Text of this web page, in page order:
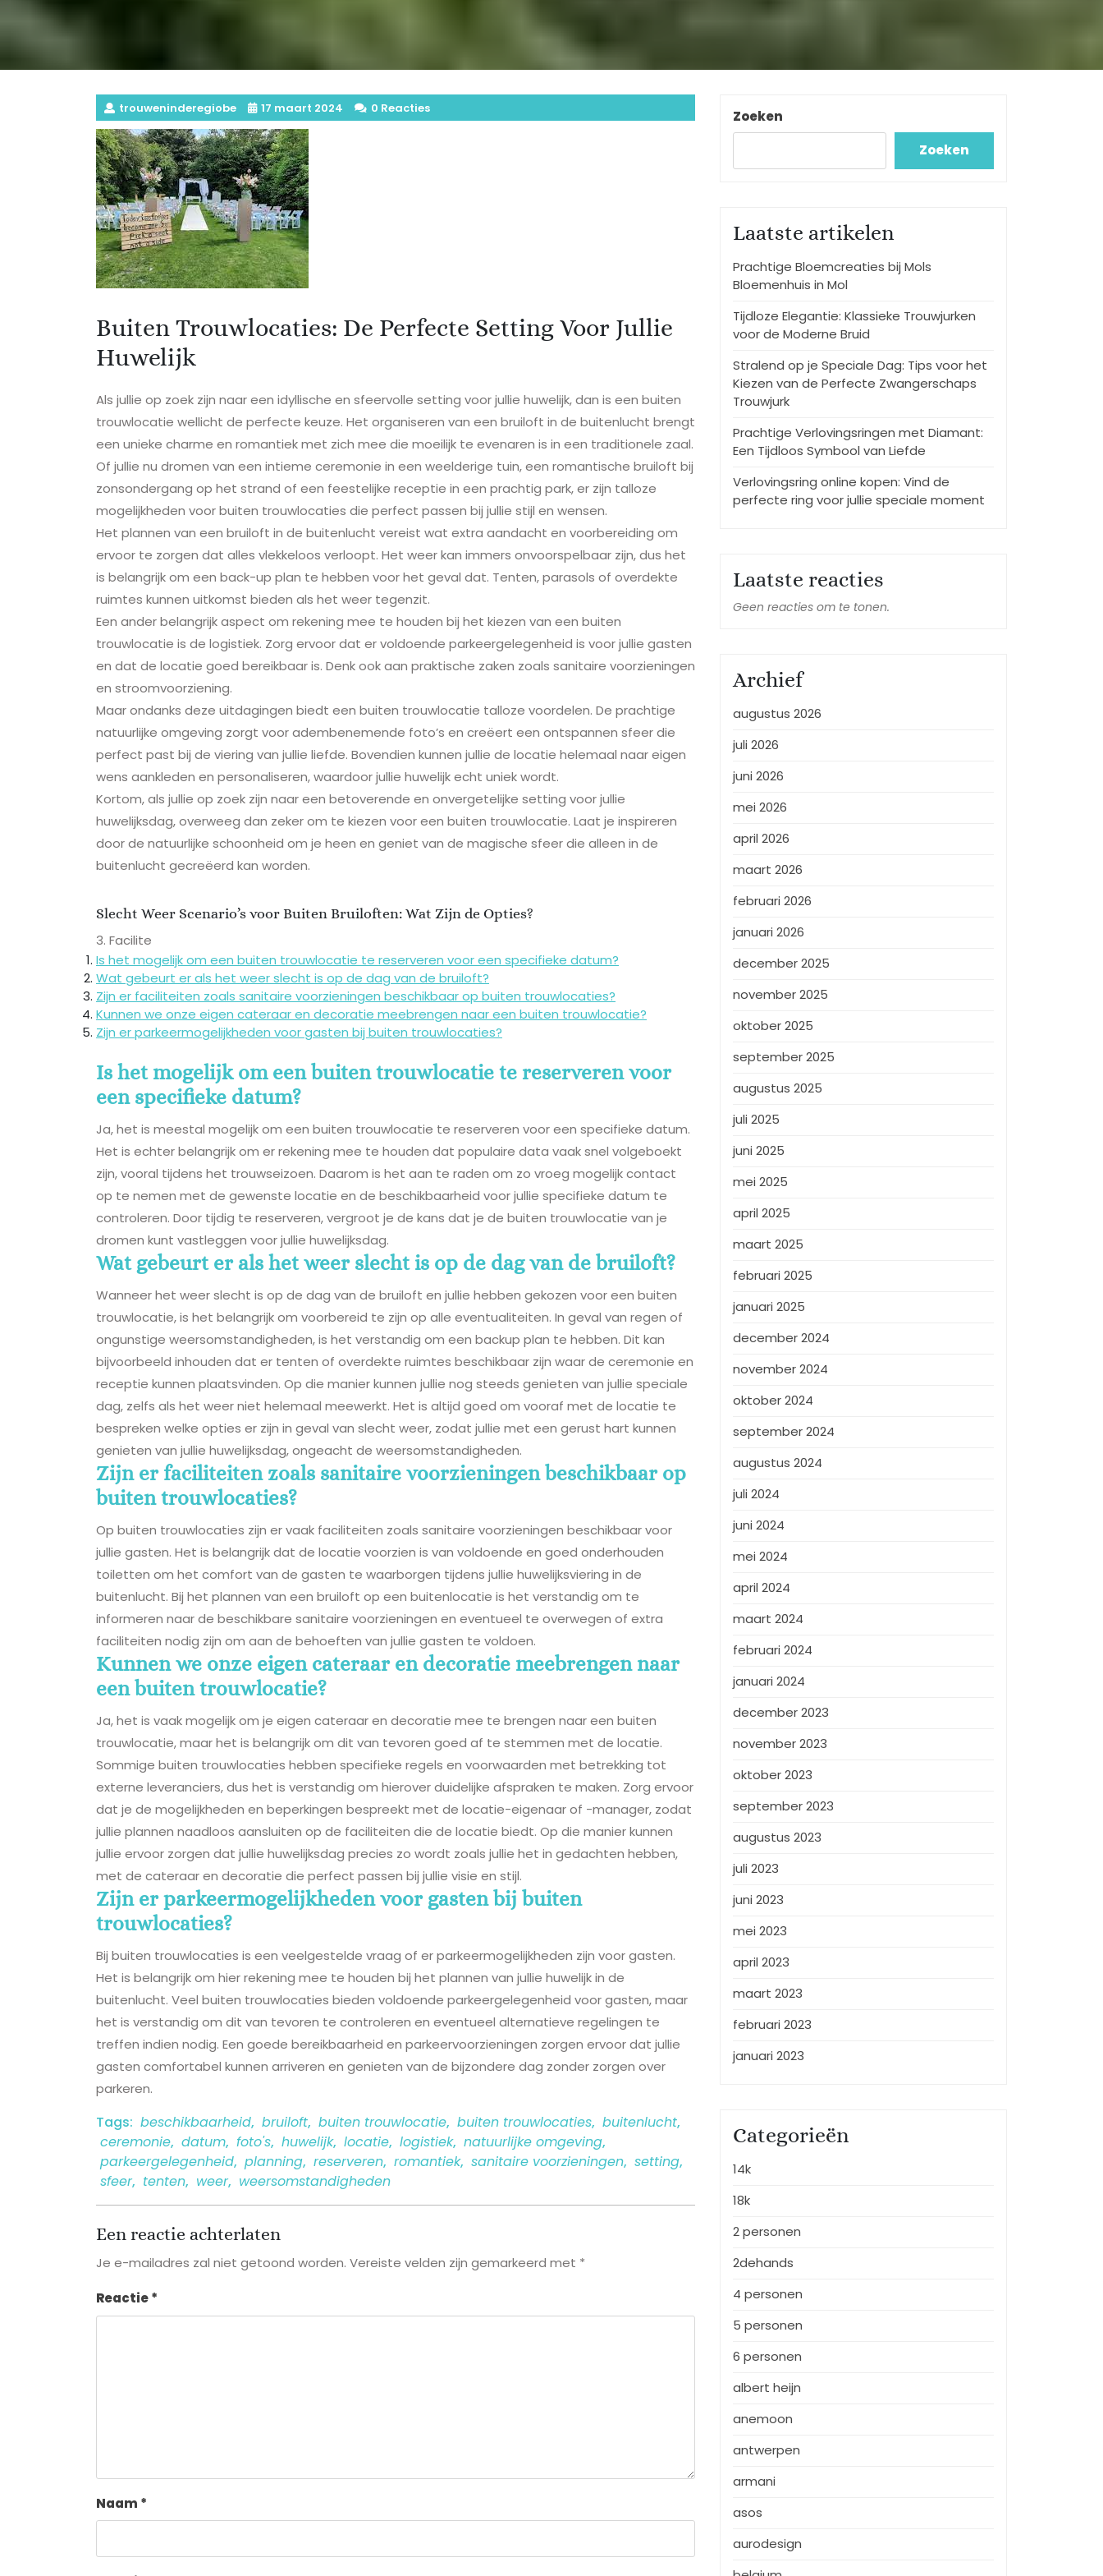
trouweninderegiobe 17 maart 2024 0 Reacties
Buiten Trouwlocaties: De Perfecte Setting Voor Jullie
Huwelijk
Als jullie op zoek zijn naar een idyllische en sfeervolle setting voor jullie huwelijk, dan is een buiten
trouwlocatie wellicht de perfecte keuze. Het organiseren van een bruiloft in de buitenlucht brengt
een unieke charme en romantiek met zich mee die moeilijk te evenaren is in een traditionele zaal.
Of jullie nu dromen van een intieme ceremonie in een weelderige tuin, een romantische bruiloft bij
zonsondergang op het strand of een feestelijke receptie in een prachtig park, er zijn talloze
mogelijkheden voor buiten trouwlocaties die perfect passen bij jullie stijl en wensen.
Het plannen van een bruiloft in de buitenlucht vereist wat extra aandacht en voorbereiding om
ervoor te zorgen dat alles vlekkeloos verloopt. Het weer kan immers onvoorspelbaar zijn, dus het
is belangrijk om een back-up plan te hebben voor het geval dat. Tenten, parasols of overdekte
ruimtes kunnen uitkomst bieden als het weer tegenzit.
Een ander belangrijk aspect om rekening mee te houden bij het kiezen van een buiten
trouwlocatie is de logistiek. Zorg ervoor dat er voldoende parkeergelegenheid is voor jullie gasten
en dat de locatie goed bereikbaar is. Denk ook aan praktische zaken zoals sanitaire voorzieningen
en stroomvoorziening.
Maar ondanks deze uitdagingen biedt een buiten trouwlocatie talloze voordelen. De prachtige
natuurlijke omgeving zorgt voor adembenemende foto’s en creëert een ontspannen sfeer die
perfect past bij de viering van jullie liefde. Bovendien kunnen jullie de locatie helemaal naar eigen
wens aankleden en personaliseren, waardoor jullie huwelijk echt uniek wordt.
Kortom, als jullie op zoek zijn naar een betoverende en onvergetelijke setting voor jullie
huwelijksdag, overweeg dan zeker om te kiezen voor een buiten trouwlocatie. Laat je inspireren
door de natuurlijke schoonheid om je heen en geniet van de magische sfeer die alleen in de
buitenlucht gecreëerd kan worden.
Slecht Weer Scenario’s voor Buiten Bruiloften: Wat Zijn de Opties?
3. Facilite
Is het mogelijk om een buiten trouwlocatie te reserveren voor een specifieke datum?
Wat gebeurt er als het weer slecht is op de dag van de bruiloft?
Zijn er faciliteiten zoals sanitaire voorzieningen beschikbaar op buiten trouwlocaties?
Kunnen we onze eigen cateraar en decoratie meebrengen naar een buiten trouwlocatie?
Zijn er parkeermogelijkheden voor gasten bij buiten trouwlocaties?
Is het mogelijk om een buiten trouwlocatie te reserveren voor
een specifieke datum?
Ja, het is meestal mogelijk om een buiten trouwlocatie te reserveren voor een specifieke datum.
Het is echter belangrijk om er rekening mee te houden dat populaire data vaak snel volgeboekt
zijn, vooral tijdens het trouwseizoen. Daarom is het aan te raden om zo vroeg mogelijk contact
op te nemen met de gewenste locatie en de beschikbaarheid voor jullie specifieke datum te
controleren. Door tijdig te reserveren, vergroot je de kans dat je de buiten trouwlocatie van je
dromen kunt vastleggen voor jullie huwelijksdag.
Wat gebeurt er als het weer slecht is op de dag van de bruiloft?
Wanneer het weer slecht is op de dag van de bruiloft en jullie hebben gekozen voor een buiten
trouwlocatie, is het belangrijk om voorbereid te zijn op alle eventualiteiten. In geval van regen of
ongunstige weersomstandigheden, is het verstandig om een backup plan te hebben. Dit kan
bijvoorbeeld inhouden dat er tenten of overdekte ruimtes beschikbaar zijn waar de ceremonie en
receptie kunnen plaatsvinden. Op die manier kunnen jullie nog steeds genieten van jullie speciale
dag, zelfs als het weer niet helemaal meewerkt. Het is altijd goed om vooraf met de locatie te
bespreken welke opties er zijn in geval van slecht weer, zodat jullie met een gerust hart kunnen
genieten van jullie huwelijksdag, ongeacht de weersomstandigheden.
Zijn er faciliteiten zoals sanitaire voorzieningen beschikbaar op
buiten trouwlocaties?
Op buiten trouwlocaties zijn er vaak faciliteiten zoals sanitaire voorzieningen beschikbaar voor
jullie gasten. Het is belangrijk dat de locatie voorzien is van voldoende en goed onderhouden
toiletten om het comfort van de gasten te waarborgen tijdens jullie huwelijksviering in de
buitenlucht. Bij het plannen van een bruiloft op een buitenlocatie is het verstandig om te
informeren naar de beschikbare sanitaire voorzieningen en eventueel te overwegen of extra
faciliteiten nodig zijn om aan de behoeften van jullie gasten te voldoen.
Kunnen we onze eigen cateraar en decoratie meebrengen naar
een buiten trouwlocatie?
Ja, het is vaak mogelijk om je eigen cateraar en decoratie mee te brengen naar een buiten
trouwlocatie, maar het is belangrijk om dit van tevoren goed af te stemmen met de locatie.
Sommige buiten trouwlocaties hebben specifieke regels en voorwaarden met betrekking tot
externe leveranciers, dus het is verstandig om hierover duidelijke afspraken te maken. Zorg ervoor
dat je de mogelijkheden en beperkingen bespreekt met de locatie-eigenaar of -manager, zodat
jullie plannen naadloos aansluiten op de faciliteiten die de locatie biedt. Op die manier kunnen
jullie ervoor zorgen dat jullie huwelijksdag precies zo wordt zoals jullie het in gedachten hebben,
met de cateraar en decoratie die perfect passen bij jullie visie en stijl.
Zijn er parkeermogelijkheden voor gasten bij buiten
trouwlocaties?
Bij buiten trouwlocaties is een veelgestelde vraag of er parkeermogelijkheden zijn voor gasten.
Het is belangrijk om hier rekening mee te houden bij het plannen van jullie huwelijk in de
buitenlucht. Veel buiten trouwlocaties bieden voldoende parkeergelegenheid voor gasten, maar
het is verstandig om dit van tevoren te controleren en eventueel alternatieve regelingen te
treffen indien nodig. Een goede bereikbaarheid en parkeervoorzieningen zorgen ervoor dat jullie
gasten comfortabel kunnen arriveren en genieten van de bijzondere dag zonder zorgen over
parkeren.
Tags: beschikbaarheid, bruiloft, buiten trouwlocatie, buiten trouwlocaties, buitenlucht,
ceremonie, datum, foto's, huwelijk, locatie, logistiek, natuurlijke omgeving,
parkeergelegenheid, planning, reserveren, romantiek, sanitaire voorzieningen, setting,
sfeer, tenten, weer, weersomstandigheden
Een reactie achterlaten
Je e-mailadres zal niet getoond worden. Vereiste velden zijn gemarkeerd met *
Reactie*
Naam *
Zoeken
Zoeken
Laatste artikelen
Prachtige Bloemcreaties bij Mols
Bloemenhuis in Mol
Tijdloze Elegantie: Klassieke Trouwjurken
voor de Moderne Bruid
Stralend op je Speciale Dag: Tips voor het
Kiezen van de Perfecte Zwangerschaps
Trouwjurk
Prachtige Verlovingsringen met Diamant:
Een Tijdloos Symbool van Liefde
Verlovingsring online kopen: Vind de
perfecte ring voor jullie speciale moment
Laatste reacties
Geen reacties om te tonen.
Archief
augustus 2026
juli 2026
juni 2026
mei 2026
april 2026
maart 2026
februari 2026
januari 2026
december 2025
november 2025
oktober 2025
september 2025
augustus 2025
juli 2025
juni 2025
mei 2025
april 2025
maart 2025
februari 2025
januari 2025
december 2024
november 2024
oktober 2024
september 2024
augustus 2024
juli 2024
juni 2024
mei 2024
april 2024
maart 2024
februari 2024
januari 2024
december 2023
november 2023
oktober 2023
september 2023
augustus 2023
juli 2023
juni 2023
mei 2023
april 2023
maart 2023
februari 2023
januari 2023
Categorieën
14k
18k
2 personen
2dehands
4 personen
5 personen
6 personen
albert heijn
anemoon
antwerpen
armani
asos
aurodesign